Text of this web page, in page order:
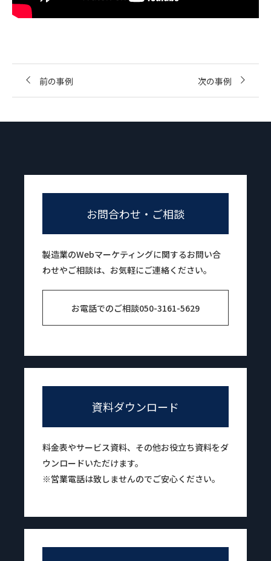
前の事例 次の事例
お問合わせ・ご相談
製造業のWebマーケティングに関するお問い合
わせやご相談は、お気軽にご連絡ください。
お電話でのご相談050-3161-5629
資料ダウンロード
料金表やサービス資料、その他お役立ち資料をダ
ウンロードいただけます。
※営業電話は致しませんのでご安心ください。